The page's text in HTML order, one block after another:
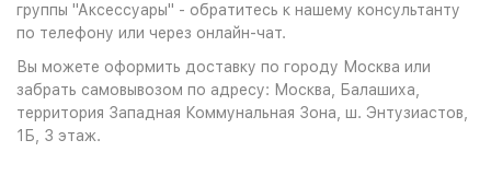
группы "Аксессуары" - обратитесь к нашему консультанту
по телефону или через онлайн-чат.
Вы можете оформить доставку по городу Москва или
забрать самовывозом по адресу: Москва, Балашиха,
территория Западная Коммунальная Зона, ш. Энтузиастов,
1Б, 3 этаж.